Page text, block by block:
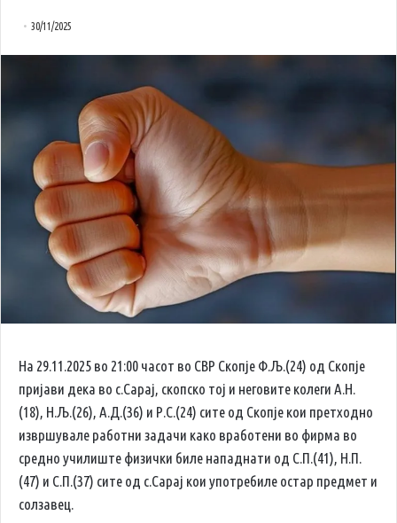
30/11/2025
На 29.11.2025 во 21:00 часот во СВР Скопје Ф.Љ.(24) од Скопје
пријави дека во с.Сарај, скопско тој и неговите колеги А.Н.
(18), Н.Љ.(26), А.Д.(36) и Р.С.(24) сите од Скопје кои претходно
извршувале работни задачи како вработени во фирма во
средно училиште физички биле нападнати од С.П.(41), Н.П.
(47) и С.П.(37) сите од с.Сарај кои употребиле остар предмет и
солзавец.